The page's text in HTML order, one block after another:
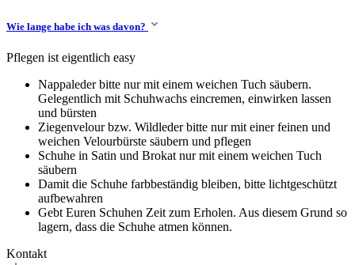
Wie lange habe ich was davon?
Pflegen ist eigentlich easy
Nappaleder bitte nur mit einem weichen Tuch säubern.
Gelegentlich mit Schuhwachs eincremen, einwirken lassen
und bürsten
Ziegenvelour bzw. Wildleder bitte nur mit einer feinen und
weichen Velourbürste säubern und pflegen
Schuhe in Satin und Brokat nur mit einem weichen Tuch
säubern
Damit die Schuhe farbbeständig bleiben, bitte lichtgeschützt
aufbewahren
Gebt Euren Schuhen Zeit zum Erholen. Aus diesem Grund so
lagern, dass die Schuhe atmen können.
Kontakt